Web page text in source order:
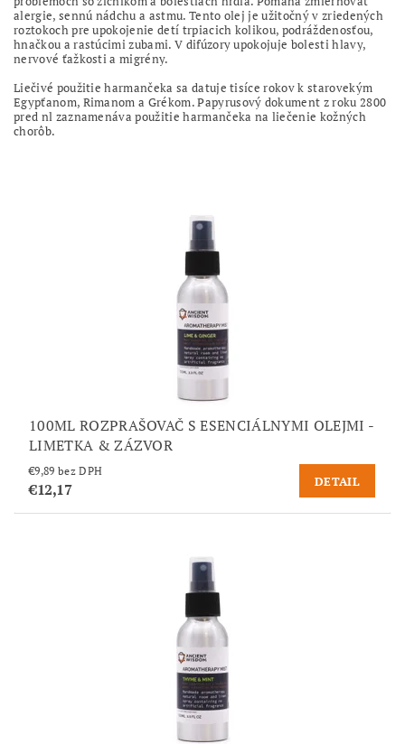
alergie, sennú nádchu a astmu. Tento olej je užitočný v zriedených
roztokoch pre upokojenie detí trpiacich kolikou, podráždenosťou,
hnačkou a rastúcimi zubami. V difúzory upokojuje bolesti hlavy,
nervové ťažkosti a migrény.
Liečivé použitie harmančeka sa datuje tisíce rokov k starovekým
Egypťanom, Rimanom a Grékom. Papyrusový dokument z roku 2800
pred nl zaznamenáva použitie harmančeka na liečenie kožných
chorôb.
100ML ROZPRAŠOVAČ S ESENCIÁLNYMI OLEJMI -
LIMETKA & ZÁZVOR
€9,89 bez DPH
€12,17 DETAIL